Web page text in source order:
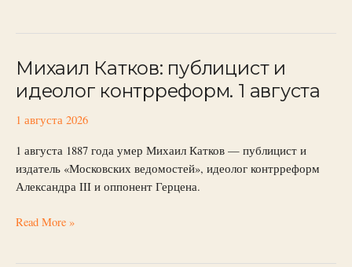
Михаил Катков: публицист и
идеолог контрреформ. 1 августа
1 августа 2026
1 августа 1887 года умер Михаил Катков — публицист и
издатель «Московских ведомостей», идеолог контрреформ
Александра III и оппонент Герцена.
Михаил
публицист
и
контрреформ.
1
августа
Read More »